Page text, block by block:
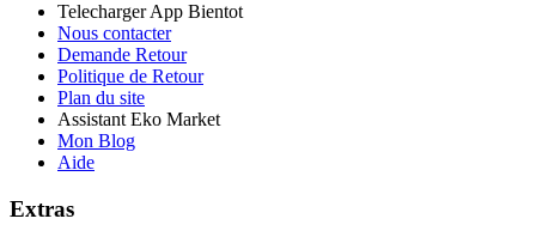
Telecharger App Bientot
Nous contacter
Demande Retour
Politique de Retour
Plan du site
Assistant Eko Market
Mon Blog
Aide
Extras